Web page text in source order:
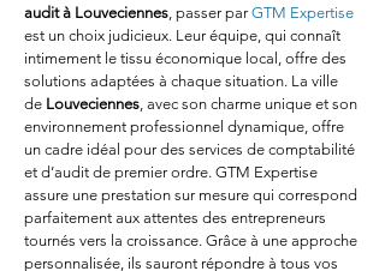
audit à Louveciennes, passer par GTM Expertise
est un choix judicieux. Leur équipe, qui connaît
intimement le tissu économique local, offre des
solutions adaptées à chaque situation. La ville
de Louveciennes, avec son charme unique et son
environnement professionnel dynamique, offre
un cadre idéal pour des services de comptabilité
et d’audit de premier ordre. GTM Expertise
assure une prestation sur mesure qui correspond
parfaitement aux attentes des entrepreneurs
tournés vers la croissance. Grâce à une approche
personnalisée, ils sauront répondre à tous vos